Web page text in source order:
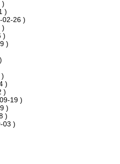
)
)
02-26 )
)
)
)
)
)
19 )
)
)
03 )